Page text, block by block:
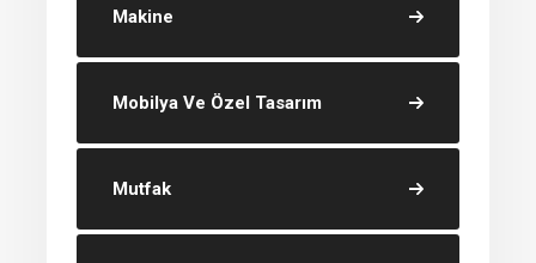
Makine
Mobilya Ve Özel Tasarım
Mutfak